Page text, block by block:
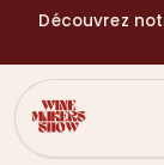
Découvrez